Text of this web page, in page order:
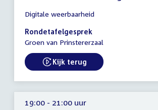
vergadering
17:30
-
uur
Digitale weerbaarheid
Rondetafelgesprek
Groen van Prinstererzaal
External link:
Kijk terug
19:00 - 21:00 uur